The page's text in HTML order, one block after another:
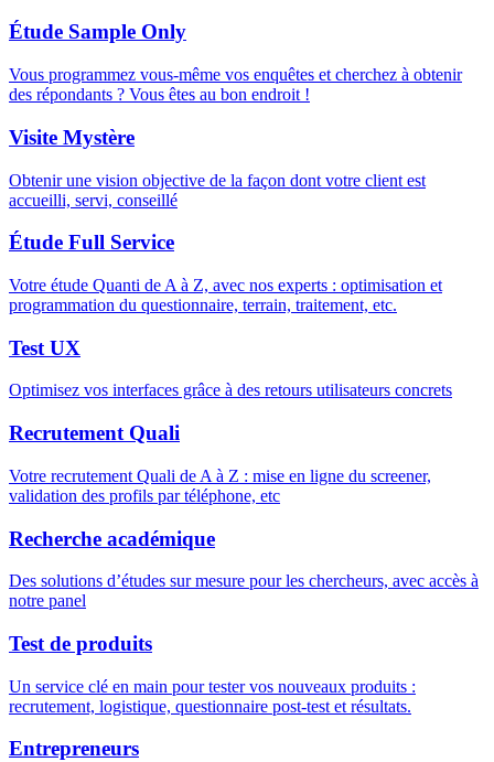
Étude Sample Only
Vous programmez vous-même vos enquêtes et cherchez à obtenir
des répondants ? Vous êtes au bon endroit !
Visite Mystère
Obtenir une vision objective de la façon dont votre client est
accueilli, servi, conseillé
Étude Full Service
Votre étude Quanti de A à Z, avec nos experts : optimisation et
programmation du questionnaire, terrain, traitement, etc.
Test UX
Optimisez vos interfaces grâce à des retours utilisateurs concrets
Recrutement Quali
Votre recrutement Quali de A à Z : mise en ligne du screener,
validation des profils par téléphone, etc
Recherche académique
Des solutions d’études sur mesure pour les chercheurs, avec accès à
notre panel
Test de produits
Un service clé en main pour tester vos nouveaux produits :
recrutement, logistique, questionnaire post-test et résultats.
Entrepreneurs